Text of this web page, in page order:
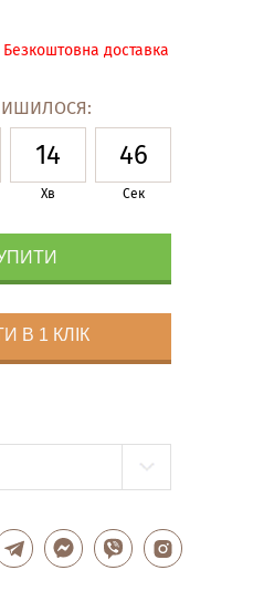
доставка
14
Хв
45
Сек
В 1 КЛІК